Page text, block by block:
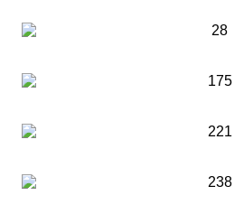
28
175
221
238